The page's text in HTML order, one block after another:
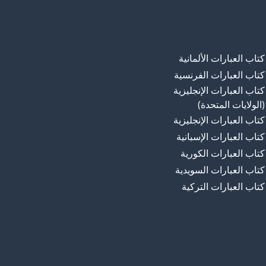
كتاب العبارات الألمانية
كتاب العبارات الفرنسية
كتاب العبارات الإنجليزية
(الولايات المتحدة)
كتاب العبارات الإنجليزية
كتاب العبارات الإسبانية
كتاب العبارات الكورية
كتاب العبارات السويدية
كتاب العبارات التركية